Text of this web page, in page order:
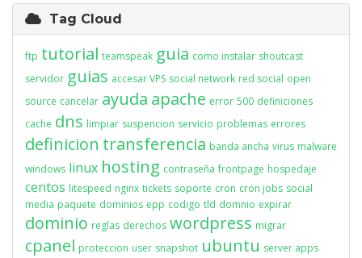
Tag Cloud
ftp tutorial teamspeak guia como instalar shoutcast
servidor guias accesar VPS social network red social open
source cancelar ayuda apache error 500 definiciones
cache dns limpiar suspencion servicio problemas errores
definicion transferencia banda ancha virus malware
windows linux hosting contraseña frontpage hospedaje
centos litespeed nginx tickets soporte cron cron jobs social
media paquete dominios epp codigo tld domnio expirar
dominio reglas derechos wordpress migrar
cpanel proteccion user snapshot ubuntu server apps